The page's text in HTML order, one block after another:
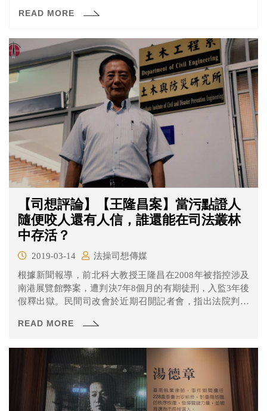
座教授劉初枝，協助後續大法官人選提名事宜。
READ MORE
【司想評論】【王隆昌案】當污點證人
隨便咬人還有人信，誰還能在司法叢林
中存活？
2019-03-14
法操司想傳媒
根據新聞報導，前北科大教授王隆昌在2008年被指控涉及
南港展覽館弊案，遭判決7年8個月的有期徒刑，入監3年後
假釋出獄。民間司改會於近期召開記者會，指出法院判決
READ MORE